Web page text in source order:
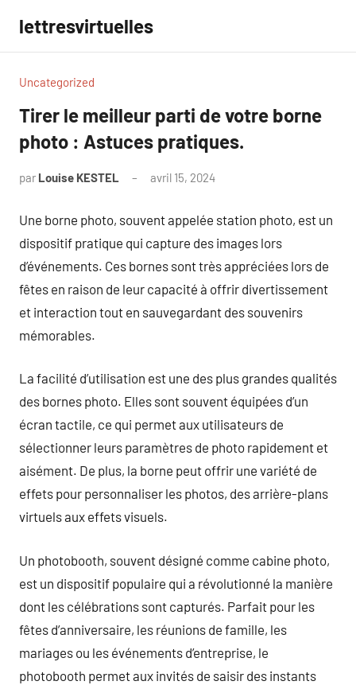
contenu
lettresvirtuelles
Uncategorized
Tirer le meilleur parti de votre borne
photo : Astuces pratiques.
par Louise KESTEL avril 15, 2024
Une borne photo, souvent appelée station photo, est un
dispositif pratique qui capture des images lors
d’événements. Ces bornes sont très appréciées lors de
fêtes en raison de leur capacité à offrir divertissement
et interaction tout en sauvegardant des souvenirs
mémorables.
La facilité d’utilisation est une des plus grandes qualités
des bornes photo. Elles sont souvent équipées d’un
écran tactile, ce qui permet aux utilisateurs de
sélectionner leurs paramètres de photo rapidement et
aisément. De plus, la borne peut offrir une variété de
effets pour personnaliser les photos, des arrière-plans
virtuels aux effets visuels.
Un photobooth, souvent désigné comme cabine photo,
est un dispositif populaire qui a révolutionné la manière
dont les célébrations sont capturés. Parfait pour les
fêtes d’anniversaire, les réunions de famille, les
mariages ou les événements d’entreprise, le
photobooth permet aux invités de saisir des instants